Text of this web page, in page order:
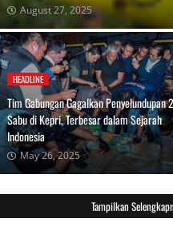
August 27, 2025
HEADLINE
Tim Gabungan Gagalkan Penyelundupan
Sabu di Kepri, Terbesar dalam Sejarah
Indonesia
May 26, 2025
Tampilkan